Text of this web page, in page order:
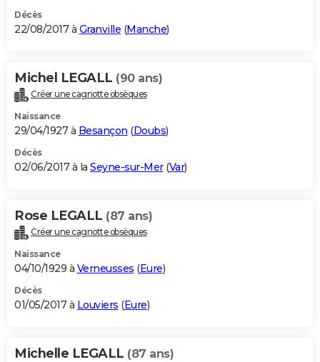
Décès
22/08/2017 à Granville (Manche)
Michel LEGALL (90 ans)
Créer une cagnotte obsèques
Naissance
29/04/1927 à Besançon (Doubs)
Décès
02/06/2017 à la Seyne-sur-Mer(Var)
Rose LEGALL (87 ans)
Créer une cagnotte obsèques
Naissance
04/10/1929 à Verneusses (Eure)
Décès
01/05/2017 à Louviers (Eure)
Michelle LEGALL (87 ans)